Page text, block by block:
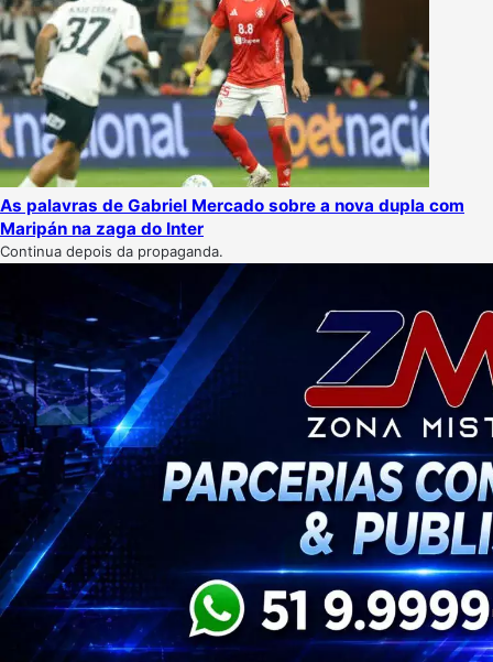
As palavras de Gabriel Mercado sobre a nova dupla com
Maripán na zaga do Inter
Continua depois da propaganda.